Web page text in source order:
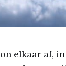
elkaar af,